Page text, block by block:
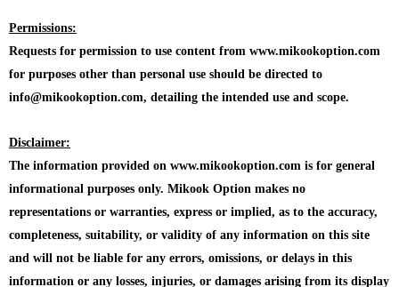
Permissions:
Requests for permission to use content from www.mikookoption.com
for purposes other than personal use should be directed to
info@mikookoption.com, detailing the intended use and scope.
Disclaimer:
The information provided on www.mikookoption.com is for general
informational purposes only. Mikook Option makes no
representations or warranties, express or implied, as to the accuracy,
completeness, suitability, or validity of any information on this site
and will not be liable for any errors, omissions, or delays in this
information or any losses, injuries, or damages arising from its display